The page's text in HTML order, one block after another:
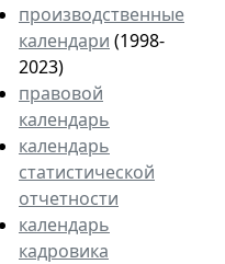
производственные
календари (1998-
2023)
правовой
календарь
календарь
статистической
отчетности
календарь
кадровика